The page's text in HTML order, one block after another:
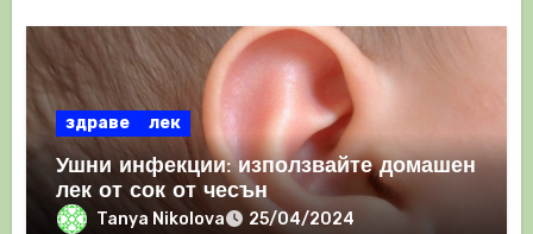
здраве лек
Ушни инфекции: използвайте домашен
лек от сок от чесън
Tanya Nikolova 25/04/2024